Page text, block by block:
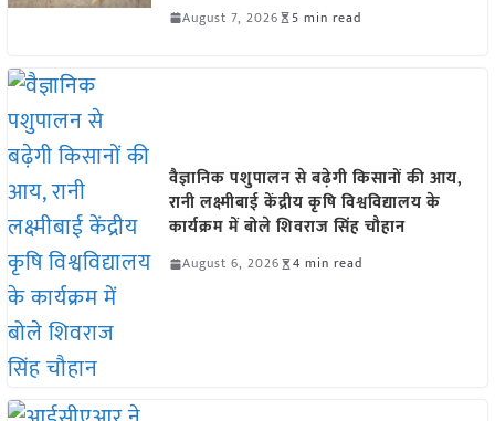
August 7, 2026 5 min read
वैज्ञानिक पशुपालन से बढ़ेगी किसानों की आय,
रानी लक्ष्मीबाई केंद्रीय कृषि विश्वविद्यालय के
कार्यक्रम में बोले शिवराज सिंह चौहान
August 6, 2026 4 min read